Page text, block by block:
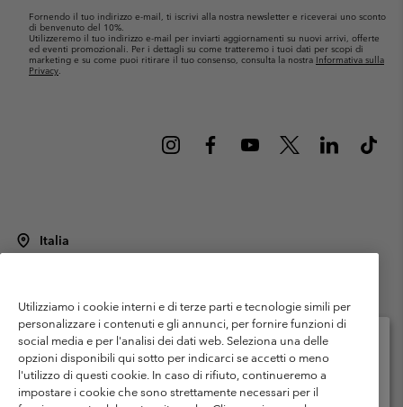
Fornendo il tuo indirizzo e-mail, ti iscrivi alla nostra newsletter e riceverai uno sconto
di benvenuto del 10%.
Utilizzeremo il tuo indirizzo e-mail per inviarti aggiornamenti su nuovi arrivi, offerte
ed eventi promozionali. Per i dettagli su come tratteremo i tuoi dati per scopi di
marketing e su come puoi ritirare il tuo consenso, consulta la nostra Informativa sulla
Privacy.
Italia
Termini di utilizzo
Condizioni Generali di Venditaa
Garanzia
Politica sulla privacy
Termini e condizioni del programma di membership
Condizioni di utilizzo dei contenuti generati dagli utenti
Impressum
Utilizziamo i cookie interni e di terze parti e tecnologie simili per
personalizzare i contenuti e gli annunci, per fornire funzioni di
social media e per l'analisi dei dati web. Seleziona una delle
opzioni disponibili qui sotto per indicarci se accetti o meno
l'utilizzo di questi cookie. In caso di rifiuto, continueremo a
impostare i cookie che sono strettamente necessari per il
Seleziona il paese di spedizione e la lingua